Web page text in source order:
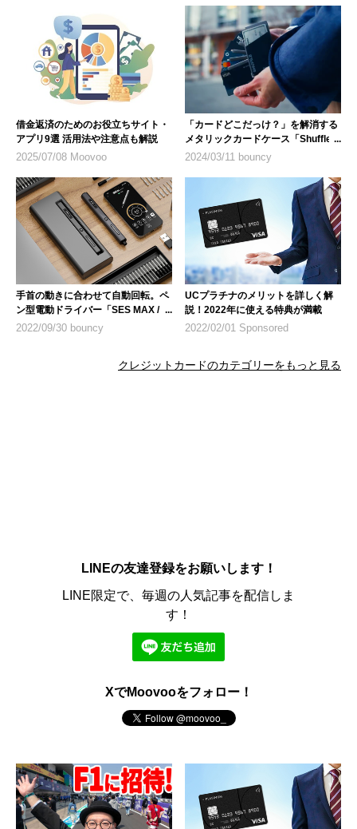
借金返済のためのお役立ちサイト・
アプリ9選 活用法や注意点も解説
2025/07/08 Moovoo
「カードどこだっけ？」を解消する
メタリックカードケース「Shuffle
Wallet」
2024/03/11 bouncy
手首の動きに合わせて自動回転。ペ
ン型電動ドライバー「SES MAX /
SES ULTRA」
2022/09/30 bouncy
UCプラチナのメリットを詳しく解
説！2022年に使える特典が満載
2022/02/01 Sponsored
クレジットカードのカテゴリーをもっと見る
LINEの友達登録をお願いします！
LINE限定で、毎週の人気記事を配信しま
す！
XでMoovooをフォロー！